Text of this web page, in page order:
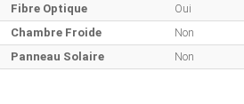
Fibre Optique
Oui
Chambre Froide
Non
Panneau Solaire
Non